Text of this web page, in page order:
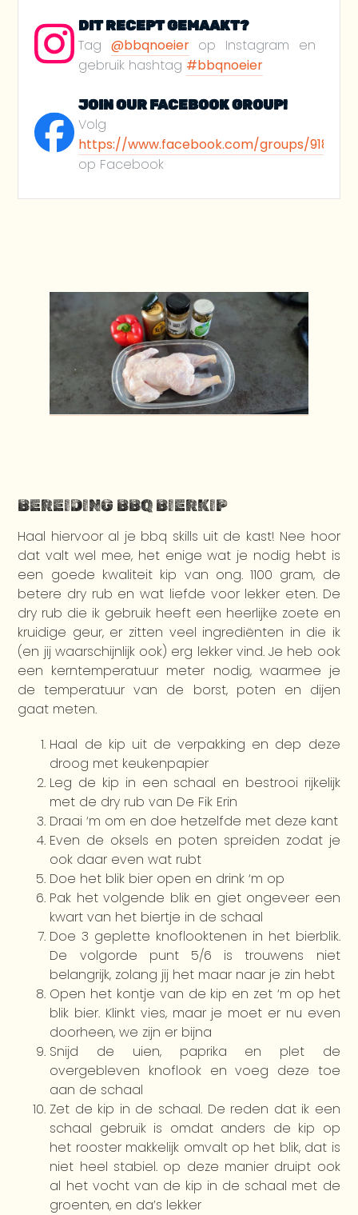
DIT RECEPT GEMAAKT?
Tag @bbqnoeierop Instagram en
gebruik hashtag #bbqnoeier
JOIN OUR FACEBOOK GROUP!
Volg
https://www.facebook.com/groups/
op Facebook
BEREIDING BBQ BIERKIP
Haal hiervoor al je bbq skills uit de kast! Nee hoor
dat valt wel mee, het enige wat je nodig hebt is
een goede kwaliteit kip van ong. 1100 gram, de
betere dry rub en wat liefde voor lekker eten. De
dry rub die ik gebruik heeft een heerlijke zoete en
kruidige geur, er zitten veel ingrediënten in die ik
(en jij waarschijnlijk ook) erg lekker vind. Je heb ook
een kerntemperatuur meter nodig, waarmee je
de temperatuur van de borst, poten en dijen
gaat meten.
Haal de kip uit de verpakking en dep deze
droog met keukenpapier
Leg de kip in een schaal en bestrooi rijkelijk
met de dry rub van De Fik Erin
Draai ‘m om en doe hetzelfde met deze kant
Even de oksels en poten spreiden zodat je
ook daar even wat rubt
Doe het blik bier open en drink ‘m op
Pak het volgende blik en giet ongeveer een
kwart van het biertje in de schaal
Doe 3 geplette knoflooktenen in het bierblik.
De volgorde punt 5/6 is trouwens niet
belangrijk, zolang jij het maar naar je zin hebt
Open het kontje van de kip en zet ‘m op het
blik bier. Klinkt vies, maar je moet er nu even
doorheen, we zijn er bijna
Snijd de uien, paprika en plet de
overgebleven knoflook en voeg deze toe
aan de schaal
Zet de kip in de schaal. De reden dat ik een
schaal gebruik is omdat anders de kip op
het rooster makkelijk omvalt op het blik, dat is
niet heel stabiel. op deze manier druipt ook
al het vocht van de kip in de schaal met de
groenten, en da’s lekker